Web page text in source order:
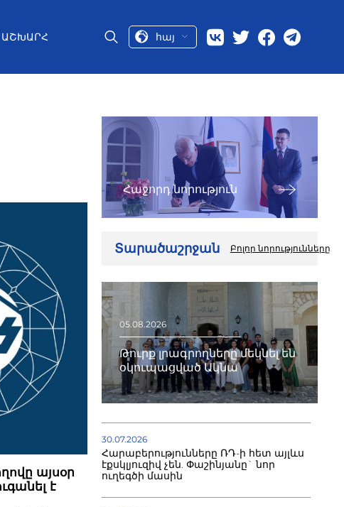
ԱՇԽԱՐՀ հայ
այսօր
է
Հաջորդ նորություն
Տարածաշրջան Բոլոր նորությունները
05.08.2026
Թուրք լրագրողները մեկնել են
օկուպացված Ակնա
30.07.2026
Հարաբերությունները ՌԴ-ի հետ այլևս
էքսկլյուզիվ չեն. Փաշինյանը` նոր
ուղեգծի մասին